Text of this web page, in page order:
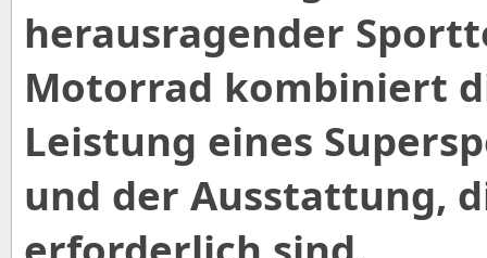
herausragender
Motorrad kombiniert
Leistung eines
und der Ausstattung,